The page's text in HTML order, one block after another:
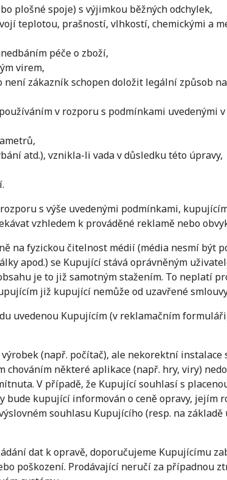
plošné spoje) s výjimkou běžných odchylek,
teplotou, prašností, vlhkostí, chemickými a
péče o zboží,
virem,
zákazník schopen doložit legální způsob
v rozporu s podmínkami uvedenými
atd.), vznikla-li vada v důsledku této úpravy,
s výše uvedenými podmínkami,
vzhledem k prováděné reklamě nebo
na fyzickou čitelnost médií (média nesmí být
apod.) se Kupující stává oprávněným
je to již samotným stažením. To neplatí
již kupující nemůže od uzavřené
uvedenou Kupujícím (v reklamačním
(např. počítač), ale nekorektní instalace
některé aplikace (např. hry, viry)
V případě, že Kupující souhlasí s
kupující informován o ceně opravy, jejím
souhlasu Kupujícího (resp. na
dat k opravě, doporučujeme Kupujícímu
poškození. Prodávající neručí za případnou